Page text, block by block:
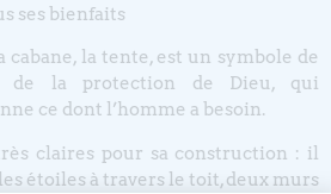
ses bienfaits
cabane, la tente, est un symbole de
de la protection de Dieu, qui
ce dont l’homme a besoin.
claires pour sa construction : il
étoiles à travers le toit, deux murs